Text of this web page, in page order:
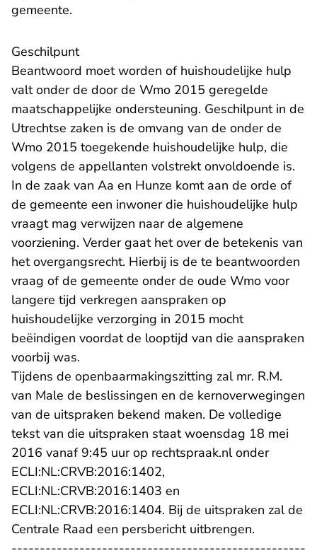
gemeente.
Geschilpunt
Beantwoord moet worden of huishoudelijke hulp
valt onder de door de Wmo 2015 geregelde
maatschappelijke ondersteuning. Geschilpunt in de
Utrechtse zaken is de omvang van de onder de
Wmo 2015 toegekende huishoudelijke hulp, die
volgens de appellanten volstrekt onvoldoende is.
In de zaak van Aa en Hunze komt aan de orde of
de gemeente een inwoner die huishoudelijke hulp
vraagt mag verwijzen naar de algemene
voorziening. Verder gaat het over de betekenis van
het overgangsrecht. Hierbij is de te beantwoorden
vraag of de gemeente onder de oude Wmo voor
langere tijd verkregen aanspraken op
huishoudelijke verzorging in 2015 mocht
beëindigen voordat de looptijd van die aanspraken
voorbij was.
Tijdens de openbaarmakingszitting zal mr. R.M.
van Male de beslissingen en de kernoverwegingen
van de uitspraken bekend maken. De volledige
tekst van die uitspraken staat woensdag 18 mei
2016 vanaf 9:45 uur op rechtspraak.nl onder
ECLI:NL:CRVB:2016:1402,
ECLI:NL:CRVB:2016:1403 en
ECLI:NL:CRVB:2016:1404. Bij de uitspraken zal de
Centrale Raad een persbericht uitbrengen.
----------------------------------------------------